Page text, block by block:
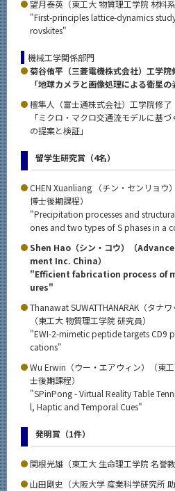
望月泰英（東工大 物質理工学院 材料
"First-principles lattice-dynamics
rovskites"
機械工学関係部門
菊谷侑平（三菱電機株式会社）工学院
「地球カメラと画像処理による衛星の
檀隼人（富士通株式会社）工学院修了
「ミクロ・マクロ交通流モデルに基
の提案と検証」
留学生研究賞（4名）
CHEN Xuanliang （チン・センリョウ
博士後期課程）
"Precipitation processes and
ones and two types of S phases in a
Shen Hao（シン・コウ）（
ment Inc. China）
"Efficient fabrication process of
ures"
Thanawat SUWATTHANARAK（タナ
（東工大 物質理工学院 研究員）
"EWI-2-mimetic peptide targets CD9
cations"
Wu Erwin（ウー・エアウィン）（東
士後期課程）
"SPinPong - Virtual Reality Table
l, Haptic and Temporal Cues"
発明賞（1件）
関根光雄（東工大 生命理工学院 名誉教
山田剛史（大阪大学 産業科学研究所 助